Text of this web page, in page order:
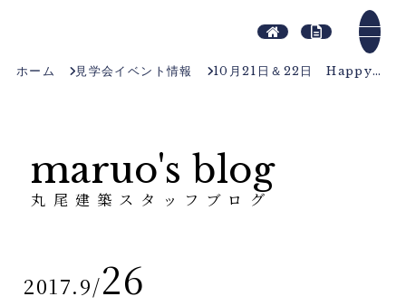
ホーム 見学会イベント情報 10月21日＆22日 Happy！ハロウィンパーティー＠姫路展示場
maruo's blog
丸尾建築スタッフブログ
2017.9/26